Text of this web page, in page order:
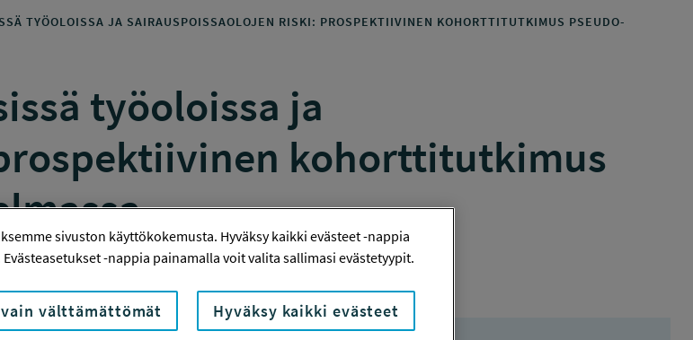
TYÖOLOISSA JA SAIRAUSPOISSAOLOJEN RISKI: PROSPEKTIIVINEN KOHORTTITUTKIMUS PSEUDO-
työoloissa ja
kohorttitutkimus
sivuston käyttökokemusta. Hyväksy kaikki evästeet -nappia
-nappia painamalla voit valita sallimasi evästetyypit.
vain välttämättömät Hyväksy kaikki evästeet